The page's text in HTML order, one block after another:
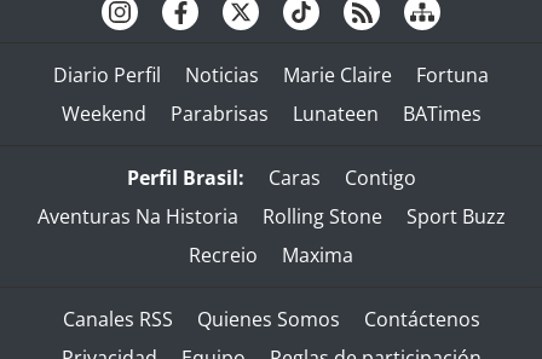
Diario Perfil Noticias Marie Claire
Fortuna
Weekend
Parabrisas Lunateen BATimes
Perfil Brasil: Caras
Contigo
Aventuras Na Historia
Rolling Stone
Sport Buzz
Recreio
Maxima
Canales RSS Quienes Somos
Contáctenos